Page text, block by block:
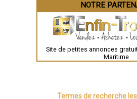
Châteauroux
Grenoble
Mont-de-Marsan
Saint-Étienne
NOTRE
Site de petites annonces
Maritime
Termes de recherche